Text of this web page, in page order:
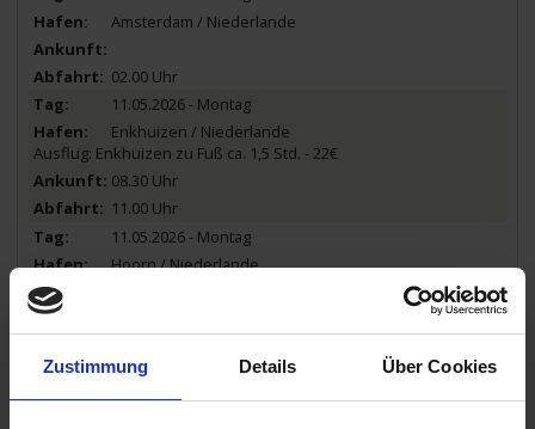
Zustimmung Details Über Cookies
Amsterdam / Niederlande
02.00 Uhr
11.05.2026 - Montag
Enkhuizen / Niederlande
Ausflug: Enkhuizen zu Fuß ca. 1,5 Std. - 22€
08.30 Uhr
11.00 Uhr
11.05.2026 - Montag
Hoorn / Niederlande
Ausflug: Hoorn zu Fuß ca. 1,5 Std. - 21€ Ausflug: Bootsfahrt ca. 1
Std. - 22€
14.30 Uhr
20.30 Uhr